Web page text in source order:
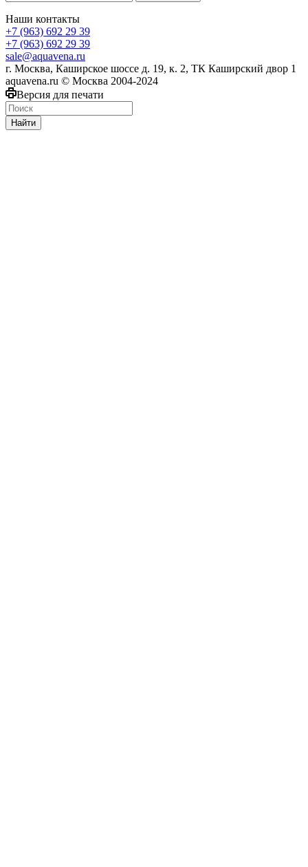
Наши контакты
+7 (963) 692 29 39
+7 (963) 692 29 39
sale@aquavena.ru
г. Москва, Каширское шоссе д. 19, к. 2, ТК Каширский двор 1
aquavena.ru © Москва 2004-2024
Версия для печати
Найти